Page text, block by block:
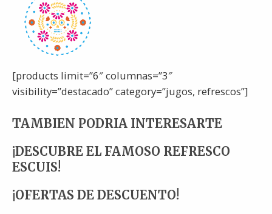
[products limit=”6″ columnas=”3″
visibility=”destacado” category=”jugos, refrescos”]
TAMBIEN PODRIA INTERESARTE
¡DESCUBRE EL FAMOSO REFRESCO
ESCUIS!
¡OFERTAS DE DESCUENTO!